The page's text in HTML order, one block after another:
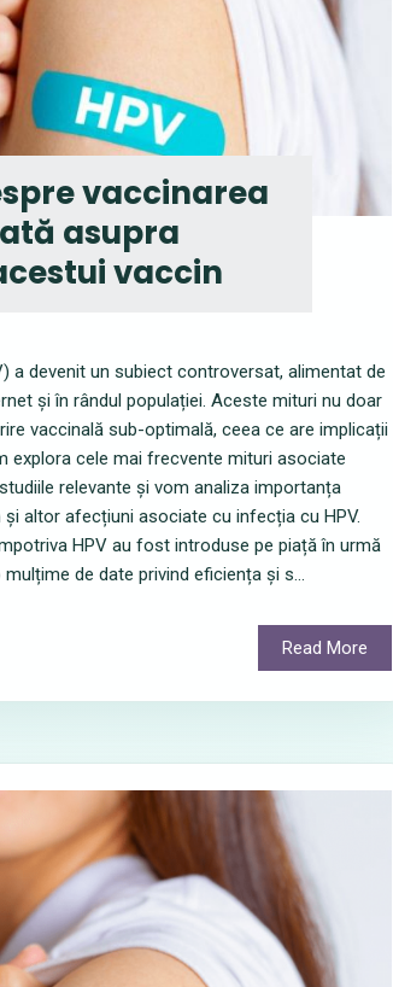
vaccinarea
asupra
vaccin
a devenit un subiect controversat, alimentat de
și în rândul populației. Aceste mituri nu doar
vaccinală sub-optimală, ceea ce are implicații
explora cele mai frecvente mituri asociate
relevante și vom analiza importanța
altor afecțiuni asociate cu infecția cu HPV.
HPV au fost introduse pe piață în urmă
de date privind eficiența și s...
Read More